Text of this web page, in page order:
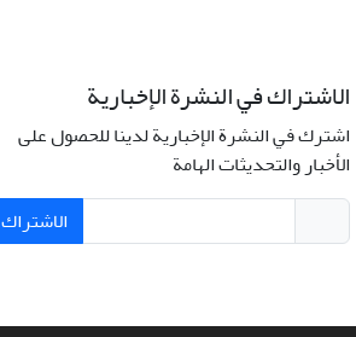
الاشتراك في النشرة الإخبارية
اشترك في النشرة الإخبارية لدينا للحصول على
الأخبار والتحديثات الهامة
الاشتراك